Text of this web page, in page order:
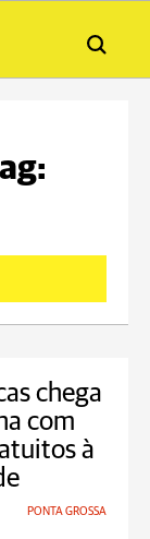
chega
com
à
PONTA GROSSA